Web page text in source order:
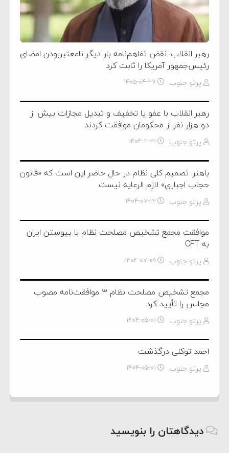
رهبر انقلاب: نقض تفاهم‌نامه بار دیگر نامعتبربودن امضای
رئیس‌جمهور آمریکا را ثابت کرد
پرتو جنوب ۱۴۰۵-۰۴-۲۷
رهبر انقلاب با عفو یا تخفیف و تبدیل مجازات بیش از
دو هزار نفر از محکومان موافقت کردند
پرتو جنوب ۱۴۰۴-۱۱-۲۱
باهنر: تصمیم کلی نظام در حال حاضر این است که «قانون
حجاب اجباری» لازم الرعایه نیست
پرتو جنوب ۱۴۰۴-۰۷-۱۲
موافقت مجمع تشخیص مصلحت نظام با پیوستن ایران
به CFT
پرتو جنوب ۱۴۰۴-۰۷-۰۹
مجمع تشخیص مصلحت نظام ۳ موافقت‌نامه مصوب
مجلس را تأیید کرد
پرتو جنوب ۱۴۰۴-۰۵-۰۱
احمد توکلی درگذشت
پرتو جنوب ۱۴۰۴-۰۵-۰۱
دیدگاهتان را بنویسید